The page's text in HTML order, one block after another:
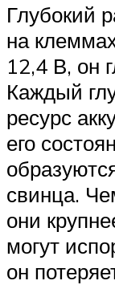
Глубокий
на
12,4 В, он
Каждый
ресурс
его
свинца.
они
могут
он